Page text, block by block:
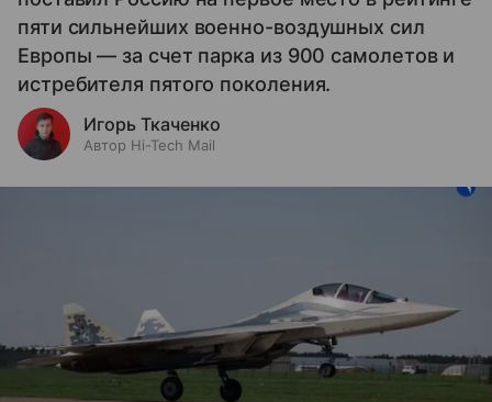
пяти сильнейших военно-воздушных сил
Европы — за счет парка из 900 самолетов и
истребителя пятого поколения.
Игорь Ткаченко
Автор Hi-Tech Mail